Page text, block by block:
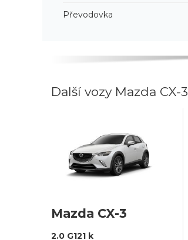
Převodovka
Další vozy Mazda CX-3
Mazda CX-3
2.0 G121 k